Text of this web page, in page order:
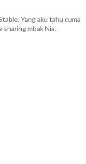
Yang aku tahu cuma
sharing mbak Nia.